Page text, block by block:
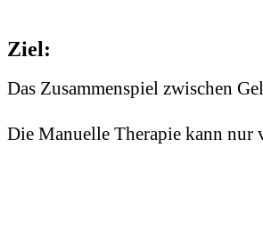
Ziel:
Das Zusammenspiel zwischen
Die Manuelle Therapie kann